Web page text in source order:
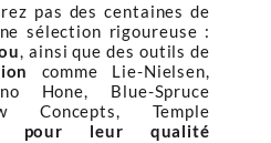
pas des centaines de
sélection rigoureuse :
, ainsi que des outils de
comme Lie-Nielsen,
Hone, Blue-Spruce
Concepts, Temple
pour leur qualité